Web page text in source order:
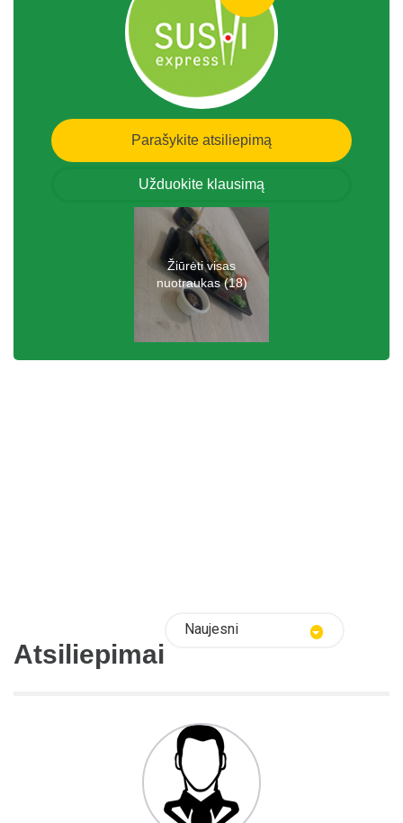
Parašykite atsiliepimą
Užduokite klausimą
Žiūrėti visas
nuotraukas (18)
Atsiliepimai
Naujesni